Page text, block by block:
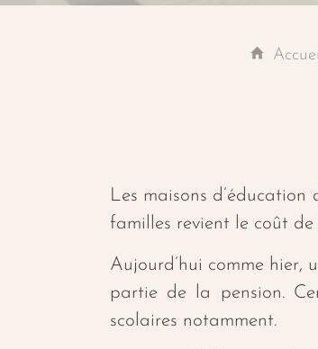
Les maisons
familles revient le coût
Aujourd’hui comme hier,
partie de la pension.
scolaires notamment.